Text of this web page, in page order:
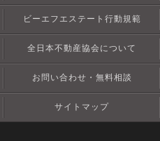
ビーエフエステート行動規範
全日本不動産協会について
お問い合わせ・無料相談
サイトマップ